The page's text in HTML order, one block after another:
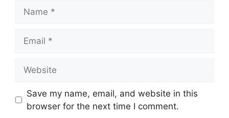
Save my name, email, and website in this
browser for the next time I comment.